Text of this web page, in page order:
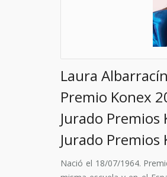
Laura Albarracín
Premio Konex
Jurado
Jurado
Nació el 18/07/1964.